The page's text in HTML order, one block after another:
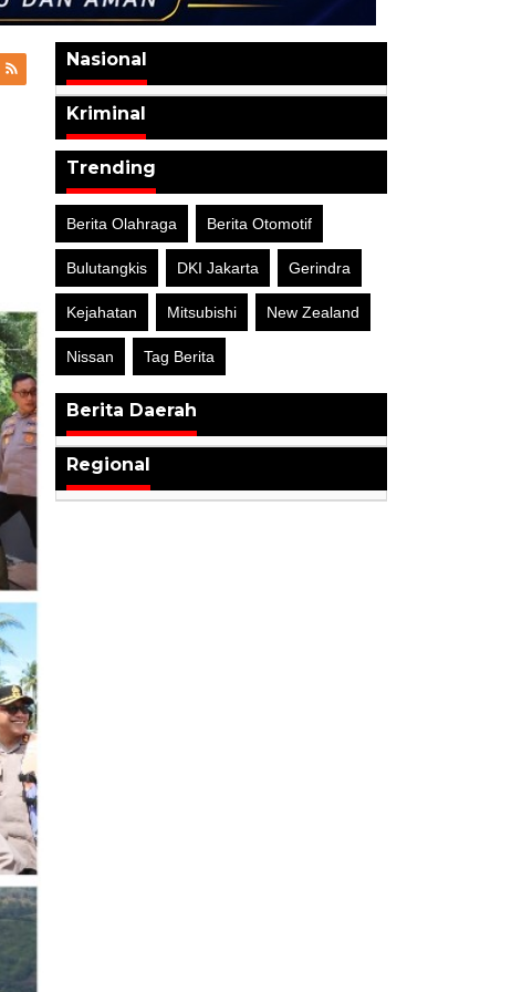
Nasional
Kriminal
Trending
Berita Olahraga Berita Otomotif
Bulutangkis DKI Jakarta Gerindra
Kejahatan Mitsubishi New Zealand
Nissan Tag Berita
Berita Daerah
Regional